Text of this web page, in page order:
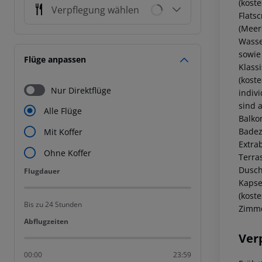
Verpflegung wählen
Flüge anpassen
Nur Direktflüge
Alle Flüge
Mit Koffer
Ohne Koffer
Flugdauer
Flugdauer
Bis zu 24 Stunden
Abflugzeiten
Abflugzeiten
00:00 23:59
sind